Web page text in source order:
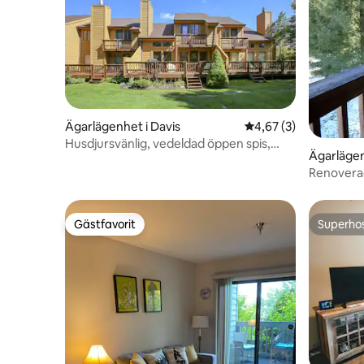
Ägarlägenhet i Davis 4,67 av 5 i
4,67 (3)
Husdjursvänlig, vedeldad öppen spis,
Gästfavorit
Gästfavorit